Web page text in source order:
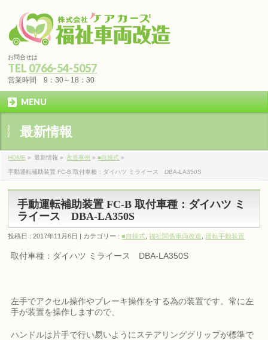
お問合せは
TEL 0766-54-5057
営業時間 9：30～18：30
MENU
最新情報
HOME » 最新情報 » 改造事例 »■自操式 »
手動運転補助装置 FC-B 取付車種：ダイハツ ミライース DBA-LA350S
手動運転補助装置 FC-B 取付車種：ダイハツ ミ
ライース DBA-LA350S
投稿日 : 2017年11月6日 | カテゴリー :■自操式 ,福祉関係車両改造 ,運転手動装置
取付車種：ダイハツ ミライース DBA-LA350S
左手でアクセル操作やブレーキ操作をする為の装置です。常に左
手が装置を操作しますので、
ハンドルは片手で行い易いようにステアリンググリップが標準で